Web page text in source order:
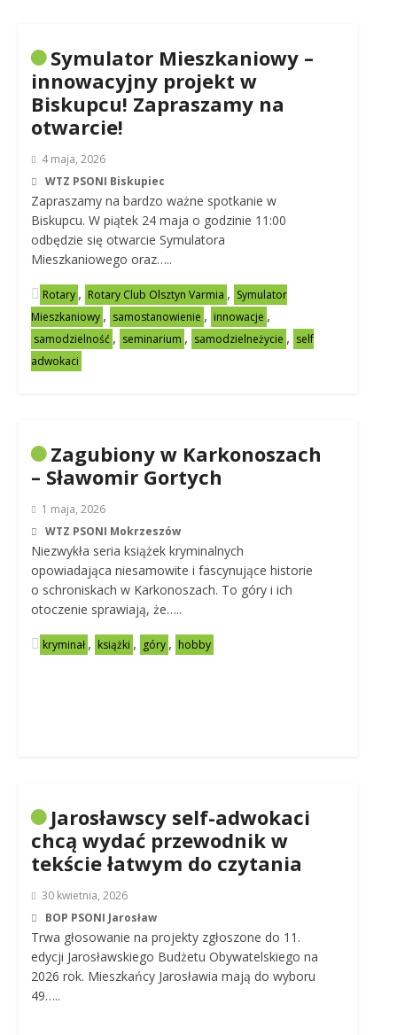
Symulator Mieszkaniowy –
innowacyjny projekt w
Biskupcu! Zapraszamy na
otwarcie!
4 maja, 2026
WTZ PSONI Biskupiec
Zapraszamy na bardzo ważne spotkanie w
Biskupcu. W piątek 24 maja o godzinie 11:00
odbędzie się otwarcie Symulatora
Mieszkaniowego oraz…..
Rotary , Rotary Club Olsztyn Varmia , Symulator
Mieszkaniowy , samostanowienie , innowacje ,
samodzielność , seminarium , samodzielneżycie , self
adwokaci
Zagubiony w Karkonoszach
– Sławomir Gortych
1 maja, 2026
WTZ PSONI Mokrzeszów
Niezwykła seria książek kryminalnych
opowiadająca niesamowite i fascynujące historie
o schroniskach w Karkonoszach. To góry i ich
otoczenie sprawiają, że…..
kryminał , książki , góry , hobby
Jarosławscy self-adwokaci
chcą wydać przewodnik w
tekście łatwym do czytania
30 kwietnia, 2026
BOP PSONI Jarosław
Trwa głosowanie na projekty zgłoszone do 11.
edycji Jarosławskiego Budżetu Obywatelskiego na
2026 rok. Mieszkańcy Jarosławia mają do wyboru
49…..